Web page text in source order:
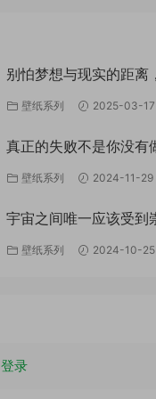
别怕梦想与现实的距离
到。壁纸系列 2025-03-17
真正的失败不是你没有
壁纸系列 2024-11-29
宇宙之间唯一应该受到
壁纸系列 2024-10-25
登录